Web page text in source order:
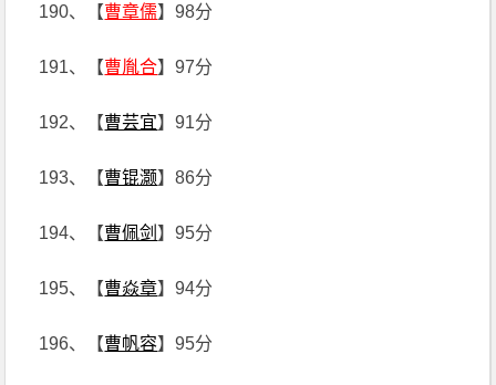
190、【曹章儒】98分
191、【曹胤合】97分
192、【曹芸宜】91分
193、【曹锟灏】86分
194、【曹佩剑 】95分
195、【曹焱章】94分
196、【曹帆容】95分